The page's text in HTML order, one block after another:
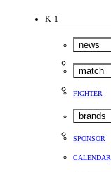
K-1
news
match
FIGHTER
brands
SPONSOR
CALENDAR